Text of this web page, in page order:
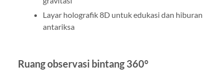
Layar holografik 8D untuk edukasi dan hiburan
antariksa
Ruang observasi bintang 360°